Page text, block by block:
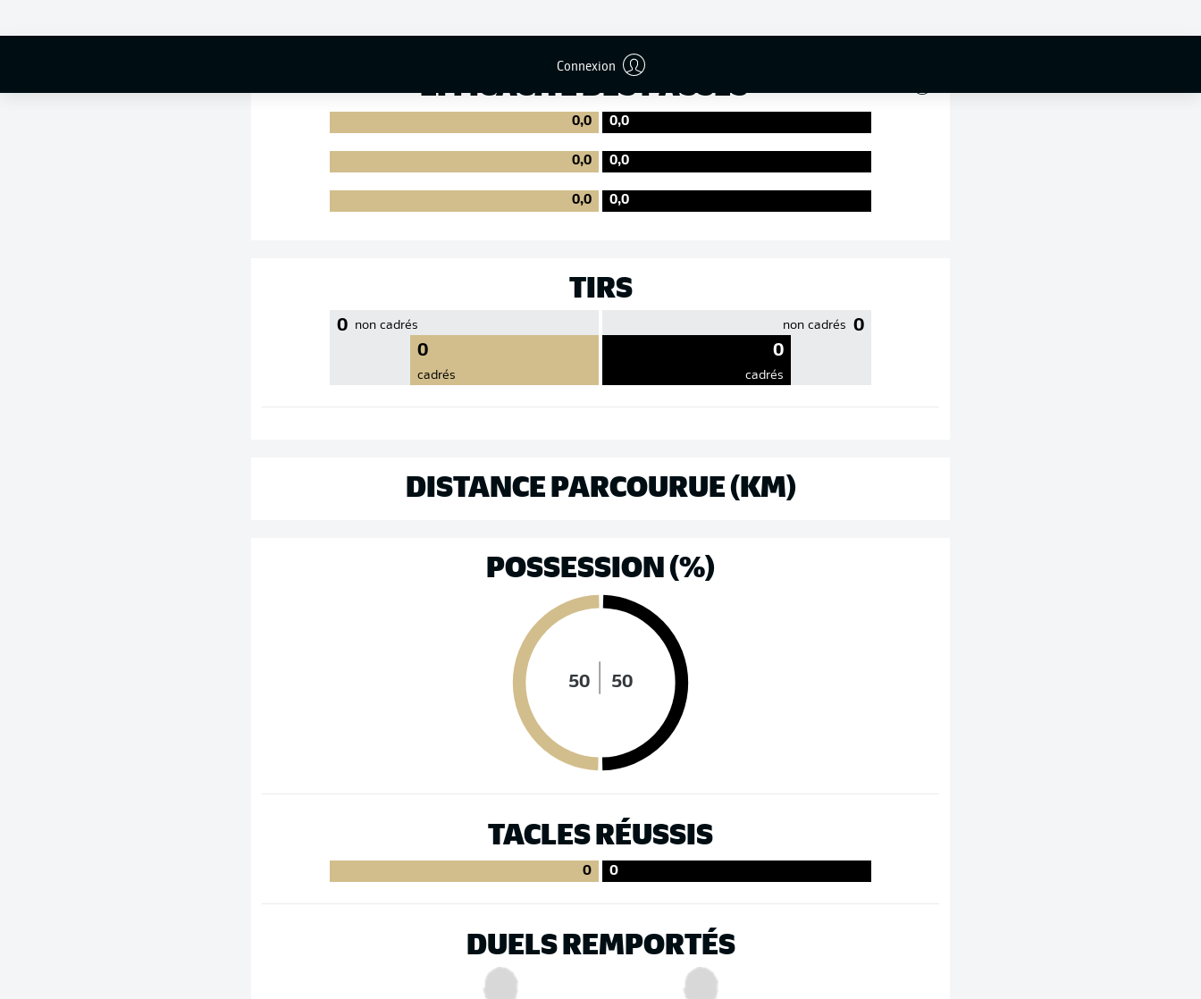
Connexion
EFFICACITÉ DES PASSES
0,0 0,0
0,0 0,0
0,0 0,0
TIRS
0 non cadrés
0
cadrés
0
non cadrés
0
cadrés
DISTANCE PARCOURUE (KM)
POSSESSION (%)
50 50
TACLES RÉUSSIS
0 0
DUELS REMPORTÉS